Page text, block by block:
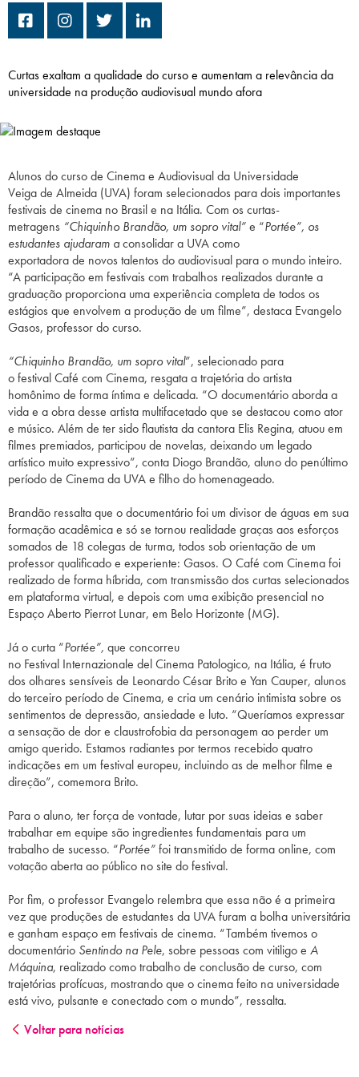
Campi/Unidades
Conclua sua Matrícula
ÁREA DO ALUNO LOGIN
Curtas exaltam a qualidade do curso e aumentam a relevância da
universidade na produção audiovisual mundo afora
Alunos do cursode Cinemae Audiovisual da Universidade
Veigade Almeida (UVA) foram selecionados para dois importantes
festivais de cinema no Brasil e na Itália. Com os curtas-
metragens “Chiquinho Brandão, um sopro vital”e “Portée”, os
estudantes ajudaram aconsolidar a UVA como
exportadorade novos talentos do audiovisual para o mundo inteiro.
“A participação em festivais com trabalhos realizados durante a
graduação proporciona uma experiência completade todos os
estágios que envolvem a produçãode um filme”, destaca Evangelo
Gasos, professor do curso.
“Chiquinho Brandão, um sopro vital”, selecionado para
ofestivalCafé com Cinema, resgata a trajetória do artista
homônimode forma íntima e delicada. “O documentário aborda a
vida e a obradesse artista multifacetado que se destacou como ator
e músico. Além de ter sido flautista da cantora Elis Regina, atuou em
filmes premiados, participoude novelas, deixando um legado
artístico muito expressivo”, conta Diogo Brandão, aluno do penúltimo
períodode Cinemada UVA e filho do homenageado.
Brandão ressalta que o documentário foi um divisorde águas em sua
formação acadêmica e só se tornou realidade graças aos esforços
somados de 18 colegas de turma, todos sob orientaçãode um
professor qualificado e experiente: Gasos. O Café com Cinemafoi
realizadode forma híbrida, com transmissão dos curtas selecionados
em plataforma virtual, e depois com uma exibição presencial no
Espaço Aberto Pierrot Lunar, em Belo Horizonte (MG).
Já o curta “Portée”, que concorreu
no Festival Internazionale delCinema Patologico, na Itália, é fruto
dos olhares sensíveis de Leonardo César Brito e Yan Cauper, alunos
do terceiro períodode Cinema, e cria um cenário intimista sobre os
sentimentos de depressão, ansiedade e luto. “Queríamos expressar
a sensaçãode dor e claustrofobia da personagem ao perder um
amigo querido. Estamos radiantes por termos recebido quatro
indicações em um festivaleuropeu, incluindo as de melhor filme e
direção”, comemora Brito.
Para o aluno, ter forçade vontade, lutar por suas ideias e saber
trabalhar em equipe são ingredientes fundamentais para um
trabalhode sucesso. “Portée”foi transmitidode forma online, com
votação aberta ao público no site dofestival.
Por fim, o professor Evangelo relembra que essa não é a primeira
vez que produções de estudantes da UVA furam a bolha universitária
e ganham espaço em festivais de cinema. “Também tivemos o
documentário Sentindo na Pele, sobre pessoas com vitiligo e A
Máquina, realizado como trabalhode conclusãode curso, com
trajetórias profícuas, mostrando que ocinemafeito na universidade
está vivo, pulsante e conectado com o mundo”, ressalta.
Voltar para notícias